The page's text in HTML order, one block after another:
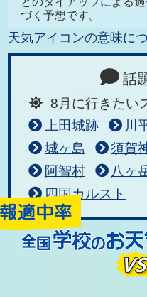
づく予想です。
天気アイコンの意味に
話
8月に行きたい
上田城跡
川
城ヶ島
須賀
阿智村
八ヶ
四国カルスト